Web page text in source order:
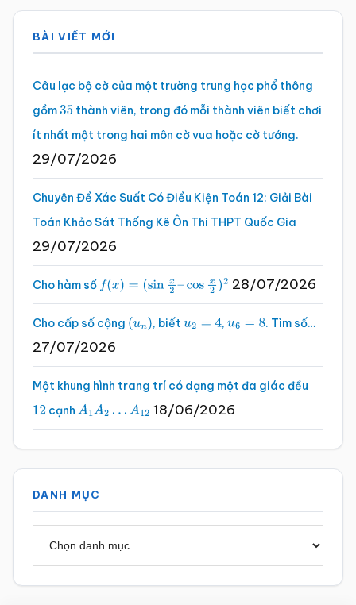
Sidebar
chính
BÀI VIẾT MỚI
Câu lạc bộ cờ của một trường trung học phổ thông
gồm35 thành viên, trong đó mỗi thành viên biết chơi
ít nhất một trong hai môn cờ vua hoặc cờ tướng.
29/07/2026
Chuyên Đề Xác Suất Có Điều Kiện Toán 12: Giải Bài
Toán Khảo Sát Thống Kê Ôn Thi THPT Quốc Gia
29/07/2026
Cho hàm số f(x)=(sinx2 –cosx2 )2 28/07/2026
Cho cấp số cộng (un), biếtu2 =4 , u6 =8 . Tìm số…
27/07/2026
Một khung hình trang trí có dạng một đa giác đều
12 cạnh A1A2…A 12 18/06/2026
DANH MỤC